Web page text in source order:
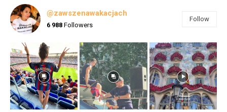
@zawszenawakacjach
6 988 Followers
Follow